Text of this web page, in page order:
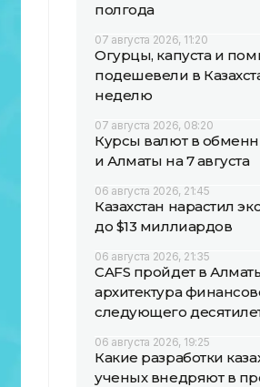
полгода
07 августа 2026, 11:20
Огурцы, капуста и
подешевели в
неделю
07 августа 2026, 08:20
Курсы валют в
и Алматы на 7 августа
06 августа 2026, 21:45
Казахстан нарастил
до $13 миллиардов
06 августа 2026, 21:35
CAFS пройдет в
архитектура
следующего
06 августа 2026, 19:25
Какие разработки
ученых внедряют в